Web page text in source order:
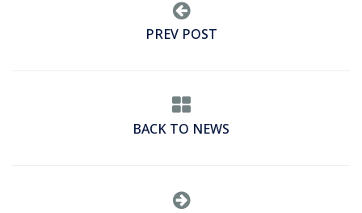
PREV POST
BACK TO NEWS